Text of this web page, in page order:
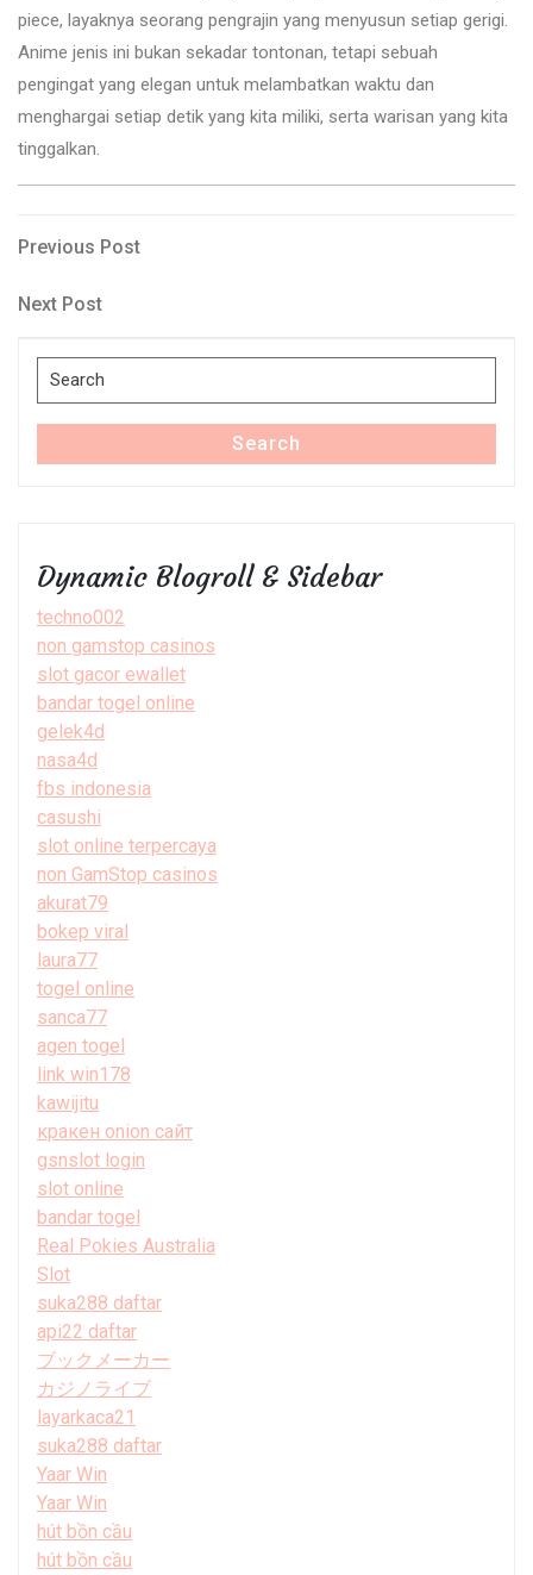
piece, layaknya seorang pengrajin yang menyusun setiap gerigi.
Anime jenis ini bukan sekadar tontonan, tetapi sebuah
pengingat yang elegan untuk melambatkan waktu dan
menghargai setiap detik yang kita miliki, serta warisan yang kita
tinggalkan.
Post
navigation
Previous
Previous Post
Next
Next Post
Search
for:
Search
Dynamic Blogroll & Sidebar
techno002
non gamstop casinos
slot gacor ewallet
bandar togel online
gelek4d
nasa4d
fbs indonesia
casushi
slot online terpercaya
non GamStop casinos
akurat79
bokep viral
laura77
togel online
sanca77
agen togel
link win178
kawijitu
кракен onion сайт
gsnslot login
slot online
bandar togel
Real Pokies Australia
Slot
suka288 daftar
api22 daftar
ブックメーカー
カジノライブ
layarkaca21
suka288 daftar
Yaar Win
Yaar Win
hút bồn cầu
hút bồn cầu